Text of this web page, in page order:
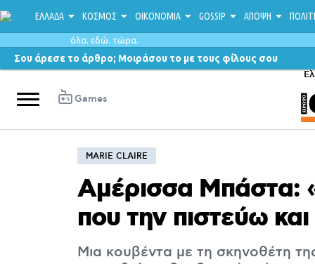
ΕΛΛΑΔΑ ΚΟΣΜΟΣ ΟΙΚΟΝΟΜΙΑ GOSSIP ΑΠΟΨΗ
όλα. εδώ. τώρα.
Σου άρεσε το άρθρο; Μοιράσου το με τους φίλους σου